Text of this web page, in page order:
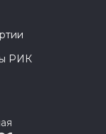
РИК